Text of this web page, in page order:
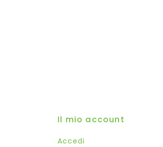
Il mio account
Accedi